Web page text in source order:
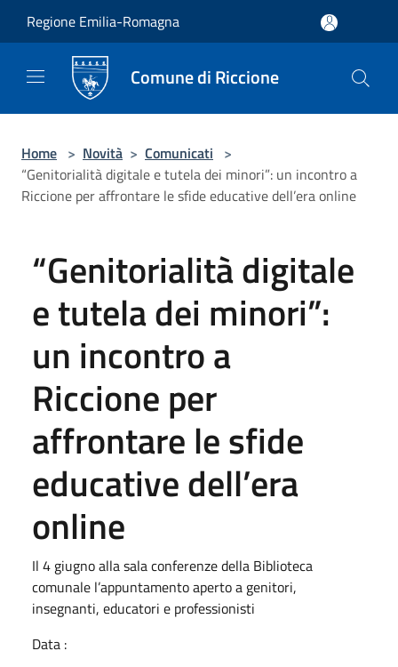
Regione Emilia-Romagna
Comune di Riccione
Home > Novità > Comunicati >
“Genitorialità digitale e tutela dei minori”: un incontro a
Riccione per affrontare le sfide educative dell’era online
“Genitorialità digitale
e tutela dei minori”:
un incontro a
Riccione per
affrontare le sfide
educative dell’era
online
Il 4 giugno alla sala conferenze della Biblioteca
comunale l’appuntamento aperto a genitori,
insegnanti, educatori e professionisti
Data :